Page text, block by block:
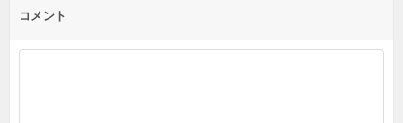
コメント